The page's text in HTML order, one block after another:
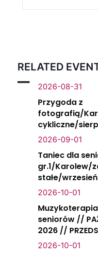
RELATED
2026-08-31
Przygoda z
fotografią/
cykliczne/
2026-09-01
Taniec dla
gr.1/Karolew/
stałe/
2026-10-01
seniorów //
2026 //
2026-10-01